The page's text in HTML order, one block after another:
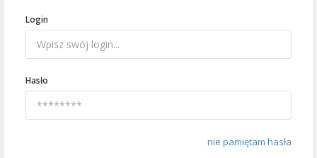
Login
Hasło
nie pamiętam hasła